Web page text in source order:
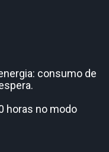
consumo de
horas no modo